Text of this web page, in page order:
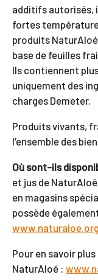
additifs autorisés,
fortes
produits
base de feuilles
Ils contiennent
uniquement des
charges Demeter.
Produits vivants,
l’ensemble des
Où sont-ils
et jus de
en magasins
possède
www.naturaloe.org
Pour en savoir
NaturAloé :